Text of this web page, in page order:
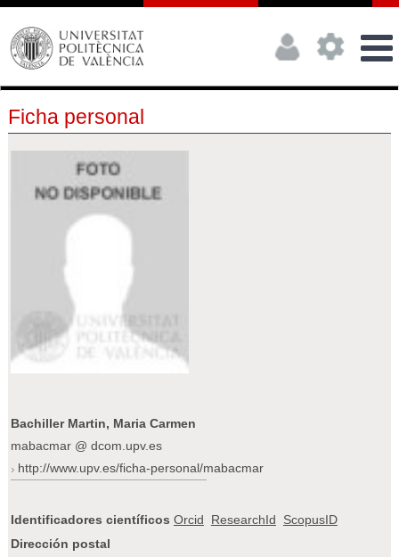
Ficha personal
Bachiller Martin, Maria Carmen
mabacmar @ dcom.upv.es
http://www.upv.es/ficha-personal/mabacmar
Identificadores científicos Orcid ResearchId
ScopusID
Dirección postal